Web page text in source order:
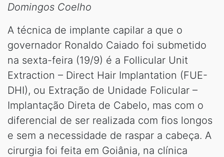
Domingos Coelho
A técnica de implante capilar a que o
governador Ronaldo Caiado foi submetido
na sexta-feira (19/9) é a Follicular Unit
Extraction – Direct Hair Implantation (FUE-
DHI), ou Extração de Unidade Folicular –
Implantação Direta de Cabelo, mas com o
diferencial de ser realizada com fios longos
e sem a necessidade de raspar a cabeça. A
cirurgia foi feita em Goiânia, na clínica